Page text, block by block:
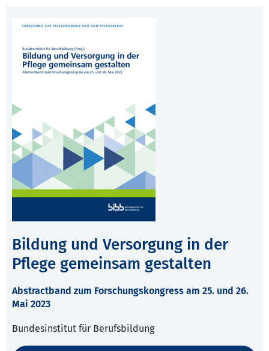
Bildung und Versorgung in der
Pflege gemeinsam gestalten
Abstractband zum Forschungskongress am 25. und 26.
Mai 2023
Bundesinstitut für Berufsbildung